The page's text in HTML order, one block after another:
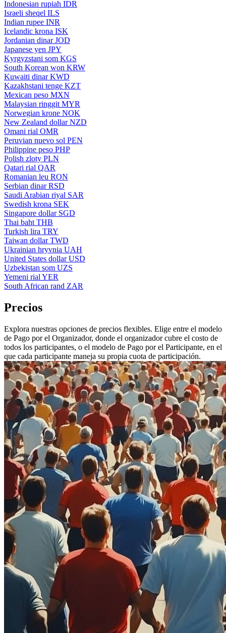
Indonesian rupiah IDR
Israeli sheqel ILS
Indian rupee INR
Icelandic krona ISK
Jordanian dinar JOD
Japanese yen JPY
Kyrgyzstani som KGS
South Korean won KRW
Kuwaiti dinar KWD
Kazakhstani tenge KZT
Mexican peso MXN
Malaysian ringgit MYR
Norwegian krone NOK
New Zealand dollar NZD
Omani rial OMR
Peruvian nuevo sol PEN
Philippine peso PHP
Polish zloty PLN
Qatari rial QAR
Romanian leu RON
Serbian dinar RSD
Saudi Arabian riyal SAR
Swedish krona SEK
Singapore dollar SGD
Thai baht THB
Turkish lira TRY
Taiwan dollar TWD
Ukrainian hryvnia UAH
United States dollar USD
Uzbekistan som UZS
Yemeni rial YER
South African rand ZAR
Precios
Explora nuestras opciones de precios flexibles. Elige entre el modelo
de Pago por el Organizador, donde el organizador cubre el costo de
todos los participantes, o el modelo de Pago por el Participante, en el
que cada participante maneja su propia cuota de participación.